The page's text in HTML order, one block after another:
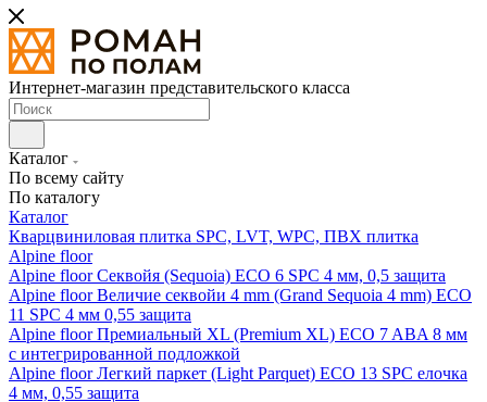
Интернет-магазин представительского класса
Каталог
По всему сайту
По каталогу
Каталог
Кварцвиниловая плитка SPC, LVT, WPC, ПВХ плитка
Alpine floor
Alpine floor Секвойя (Sequoia) ECO 6 SPC 4 мм, 0,5 защита
Alpine floor Величие секвойи 4 mm (Grand Sequoia 4 mm) ECO
11 SPC 4 мм 0,55 защита
Alpine floor Премиальный XL (Premium XL) ECO 7 ABA 8 мм
с интегрированной подложкой
Alpine floor Легкий паркет (Light Parquet) ECO 13 SPC елочка
4 мм, 0,55 защита